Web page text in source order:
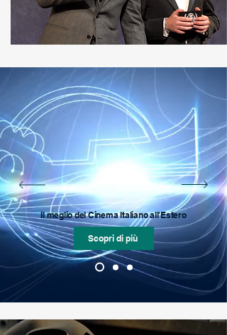
Il meglio del Cinema Italiano all'Estero
Scopri di più